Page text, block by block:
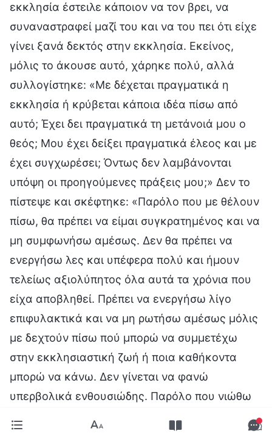
εκκλησία έστειλε κάποιον να τον βρει, να
συναναστραφεί μαζί του και να του πει ότι είχε
γίνει ξανά δεκτός στην εκκλησία. Εκείνος,
μόλις το άκουσε αυτό, χάρηκε πολύ, αλλά
συλλογίστηκε: «Με δέχεται πραγματικά η
εκκλησία ή κρύβεται κάποια ιδέα πίσω από
αυτό; Έχει δει πραγματικά τη μετάνοιά μου ο
θεός; Μου έχει δείξει πραγματικά έλεος και με
έχει συγχωρέσει; Όντως δεν λαμβάνονται
υπόψη οι προηγούμενες πράξεις μου;» Δεν το
πίστεψε και σκέφτηκε: «Παρόλο που με θέλουν
πίσω, θα πρέπει να είμαι συγκρατημένος και να
μη συμφωνήσω αμέσως. Δεν θα πρέπει να
ενεργήσω λες και υπέφερα πολύ και ήμουν
τελείως αξιολύπητος όλα αυτά τα χρόνια που
είχα αποβληθεί. Πρέπει να ενεργήσω λίγο
επιφυλακτικά και να μη ρωτήσω αμέσως μόλις
με δεχτούν πίσω πού μπορώ να συμμετέχω
στην εκκλησιαστική ζωή ή ποια καθήκοντα
μπορώ να κάνω. Δεν γίνεται να φανώ
υπερβολικά ενθουσιώδης. Παρόλο που νιώθω
παραμείνω ήρεμος και να διαπιστώσω κατά